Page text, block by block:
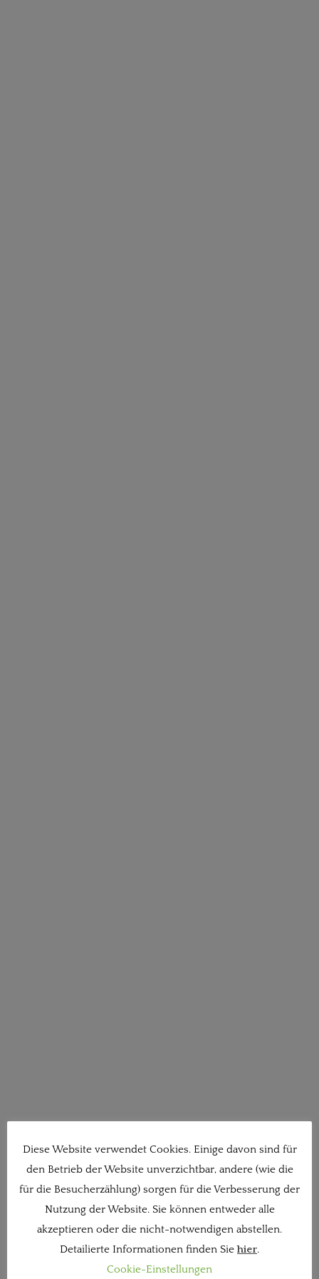
Diese Website verwendet Cookies. Einige davon sind für
den Betrieb der Website unverzichtbar, andere (wie die
für die Besucherzählung) sorgen für die Verbesserung der
Nutzung der Website. Sie können entweder alle
akzeptieren oder die nicht-notwendigen abstellen.
Detailierte Informationen finden Siehier.
Cookie-Einstellungen